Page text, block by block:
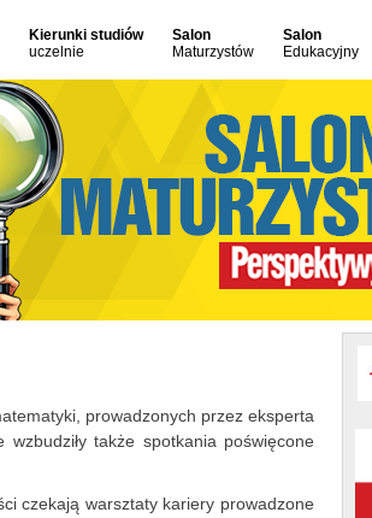
Kierunki studiów
uczelnie
Salon
Maturzystów
Salon
Edukacyjny
prowadzonych przez eksperta
wzbudziły także spotkania poświęcone
czekają warsztaty kariery prowadzone